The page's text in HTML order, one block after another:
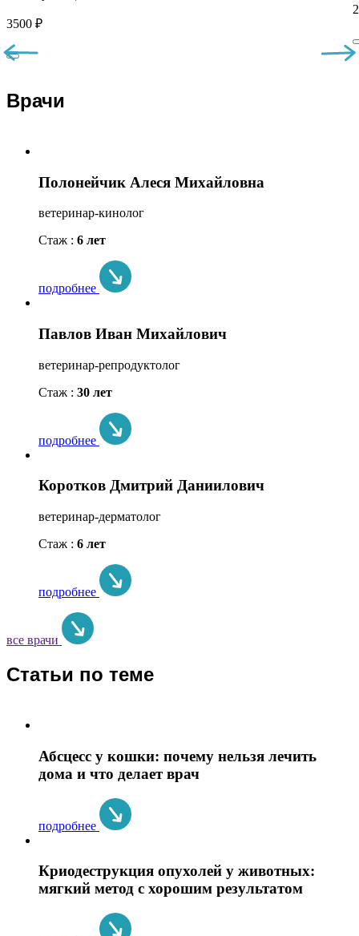
3500 ₽
Врачи
Полонейчик Алеся Михайловна
ветеринар-кинолог
Стаж : 6 лет
подробнее
Павлов Иван Михайлович
ветеринар-репродуктолог
Стаж : 30 лет
подробнее
Коротков Дмитрий Даниилович
ветеринар-дерматолог
Стаж : 6 лет
подробнее
все врачи
Статьи по теме
Абсцесс у кошки: почему нельзя лечить
дома и что делает врач
подробнее
Криодеструкция опухолей у животных:
мягкий метод с хорошим результатом